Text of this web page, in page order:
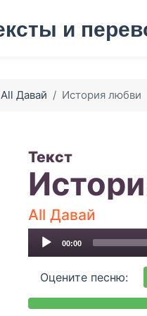
All Давай История любви
Текст
All Давай
Audio
Player
00:00
Оцените песню: